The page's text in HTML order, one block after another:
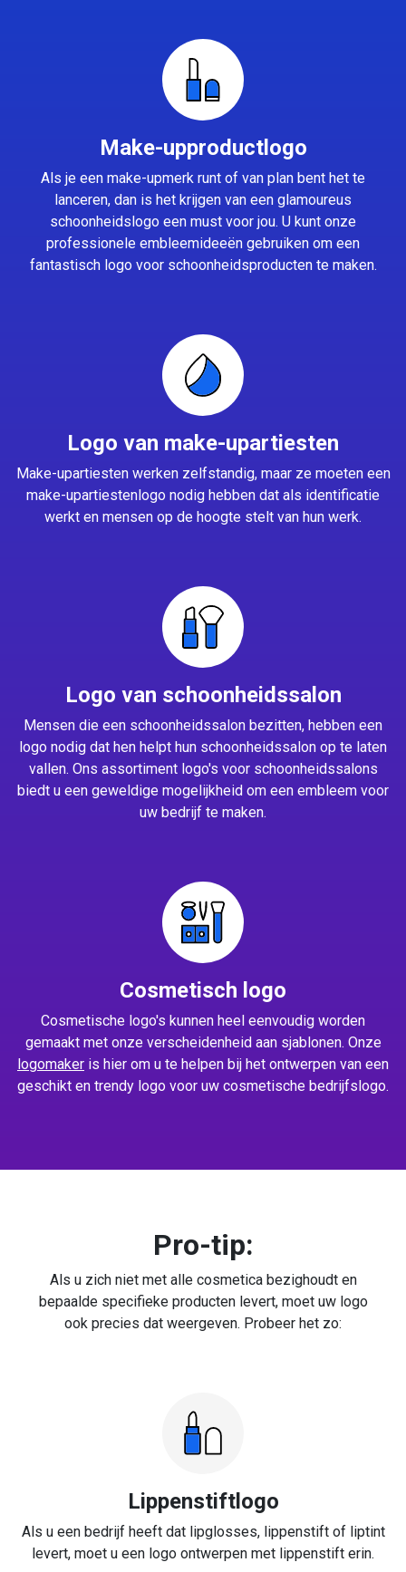
Make-upproductlogo
Als je een make-upmerk runt of van plan bent het te
lanceren, dan is het krijgen van een glamoureus
schoonheidslogo een must voor jou. U kunt onze
professionele embleemideeën gebruiken om een
fantastisch logo voor schoonheidsproducten te maken.
Logo van make-upartiesten
Make-upartiesten werken zelfstandig, maar ze moeten een
make-upartiestenlogo nodig hebben dat als identificatie
werkt en mensen op de hoogte stelt van hun werk.
Logo van schoonheidssalon
Mensen die een schoonheidssalon bezitten, hebben een
logo nodig dat hen helpt hun schoonheidssalon op te laten
vallen. Ons assortiment logo's voor schoonheidssalons
biedt u een geweldige mogelijkheid om een embleem voor
uw bedrijf te maken.
Cosmetisch logo
Cosmetische logo's kunnen heel eenvoudig worden
gemaakt met onze verscheidenheid aan sjablonen. Onze
logomaker is hier om u te helpen bij het ontwerpen van een
geschikt en trendy logo voor uw cosmetische bedrijfslogo.
Pro-tip:
Als u zich niet met alle cosmetica bezighoudt en
bepaalde specifieke producten levert, moet uw logo
ook precies dat weergeven. Probeer het zo:
Lippenstiftlogo
Als u een bedrijf heeft dat lipglosses, lippenstift of liptint
levert, moet u een logo ontwerpen met lippenstift erin.